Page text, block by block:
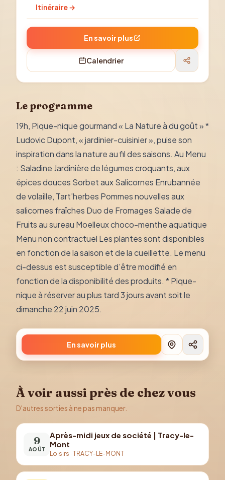
Itinéraire →
En savoir plus
Calendrier
Le programme
19h, Pique-nique gourmand « La Nature à du goût » *
Ludovic Dupont, « jardinier-cuisinier », puise son
inspiration dans la nature au fil des saisons. Au Menu
: Saladine Jardinière de légumes croquants, aux
épices douces Sorbet aux Salicornes Enrubannée
de volaille, Tart’herbes Pommes nouvelles aux
salicornes fraîches Duo de Fromages Salade de
Fruits au sureau Moelleux choco-menthe aquatique
Menu non contractuel Les plantes sont disponibles
en fonction de la saison et de la cueillette. Le menu
ci-dessus est susceptible d’être modifié en
fonction de la disponibilité des produits. * Pique-
nique à réserver au plus tard 3 jours avant soit le
dimanche 22 juin 2025.
En savoir plus
À voir aussi près de chez vous
D'autres sorties à ne pas manquer.
9
AOÛT
Après-midi jeux de société | Tracy-le-
Mont
Loisirs · TRACY-LE-MONT